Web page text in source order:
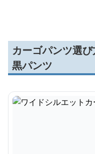
カーゴパンツ選
黒パンツ